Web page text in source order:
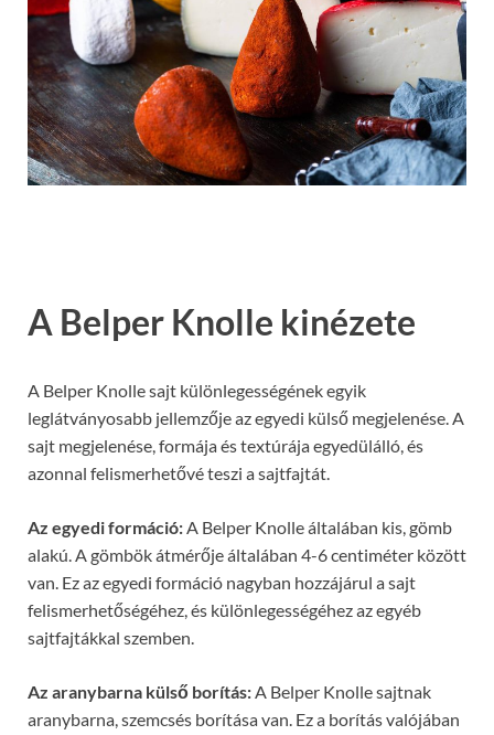
A Belper Knolle kinézete
A Belper Knolle sajt különlegességének egyik
leglátványosabb jellemzője az egyedi külső megjelenése. A
sajt megjelenése, formája és textúrája egyedülálló, és
azonnal felismerhetővé teszi a sajtfajtát.
Az egyedi formáció:A Belper Knolle általában kis, gömb
alakú. A gömbök átmérője általában 4-6 centiméter között
van. Ez az egyedi formáció nagyban hozzájárul a sajt
felismerhetőségéhez, és különlegességéhez az egyéb
sajtfajtákkal szemben.
Az aranybarna külső borítás:A Belper Knolle sajtnak
aranybarna, szemcsés borítása van. Ez a borítás valójában